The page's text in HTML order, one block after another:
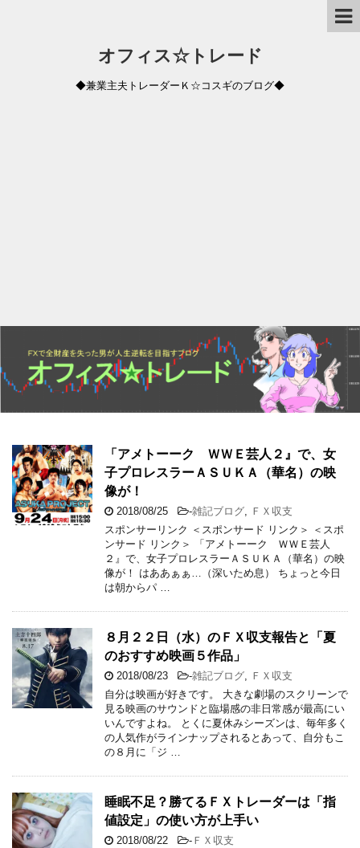
オフィス☆トレード
◆兼業主夫トレーダーＫ☆コスギのブログ◆
「アメトーーク ＷＷＥ芸人２』で、女
子プロレスラーＡＳＵＫＡ（華名）の映
像が！
2018/08/25 -雑記ブログ, ＦＸ収支
スポンサーリンク ＜スポンサード リンク＞ ＜スポ
ンサード リンク＞ 「アメトーーク ＷＷＥ芸人
２』で、女子プロレスラーＡＳＵＫＡ（華名）の映
像が！ はああぁぁ…（深いため息） ちょっと今日
は朝からパ …
８月２２日（水）のＦＸ収支報告と「夏
のおすすめ映画５作品」
2018/08/23 -雑記ブログ, ＦＸ収支
自分は映画が好きです。 大きな劇場のスクリーンで
見る映画のサウンドと臨場感の非日常感が最高にい
いんですよね。 とくに夏休みシーズンは、毎年多く
の人気作がラインナップされるとあって、自分もこ
の８月に「ジ …
睡眠不足？勝てるＦＸトレーダーは「指
値設定」の使い方が上手い
2018/08/22 - ＦＸ収支